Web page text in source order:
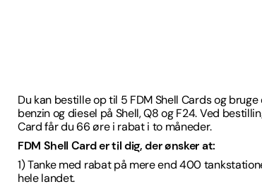
Du kan bestille op til 5 FDM Shell Cards og
benzin og diesel på Shell, Q8 og F24. Ved
Card får du 66 øre i rabat i to måneder.
FDM Shell Card er til dig, der ønsker at:
1) Tanke med rabat på mere end 400
hele landet.